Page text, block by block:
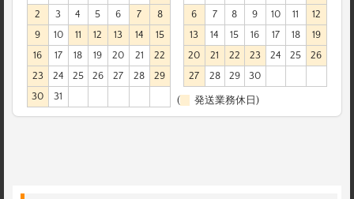
2
3 4 5 6 7
8
9
10 11 12 13 14
15
16
17 18 19 20 21
22
23
24 25 26 27 28
29
30
31
6
7 8 9 10 11
12
13
14 15 16 17 18
19
20
21 22 23 24 25
26
27
28 29 30
( 発送業務休日)